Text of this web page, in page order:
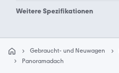
BMW 114
BMW 123
Weitere Spezifikationen
Gebraucht- und Neuwagen
Panoramadach